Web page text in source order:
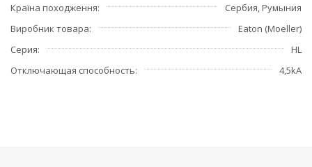
Країна походження
Сербия, Румыния
Виробник товара
Eaton (Moeller)
Серия
HL
Отключающая способность
4,5kA